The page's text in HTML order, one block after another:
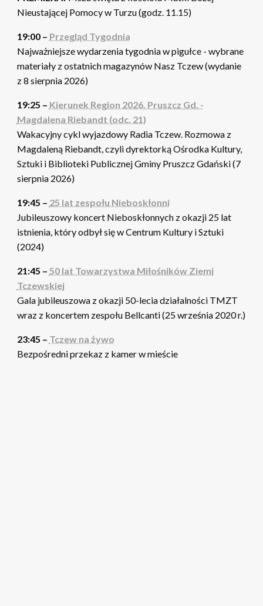
Nieustającej Pomocy w Turzu (godz. 11.15)
19:00 – Przegląd Tygodnia
Najważniejsze wydarzenia tygodnia w pigułce - wybrane
materiały z ostatnich magazynów Nasz Tczew (wydanie
z 8 sierpnia 2026)
19:25 – Kierunek Region 2026. Pruszcz Gd. -
Magdalena Riebandt (odc. 21)
Wakacyjny cykl wyjazdowy Radia Tczew. Rozmowa z
Magdaleną Riebandt, czyli dyrektorką Ośrodka Kultury,
Sztuki i Biblioteki Publicznej Gminy Pruszcz Gdański (7
sierpnia 2026)
19:45 – 25 lat zespołu Nieboskłonni
Jubileuszowy koncert Nieboskłonnych z okazji 25 lat
istnienia, który odbył się w Centrum Kultury i Sztuki
(2024)
21:45 – 50 lat Towarzystwa Miłośników Ziemi
Tczewskiej
Gala jubileuszowa z okazji 50-lecia działalności TMZT
wraz z koncertem zespołu Bellcanti (25 września 2020 r.)
23:45 – Tczew na żywo
Bezpośredni przekaz z kamer w mieście